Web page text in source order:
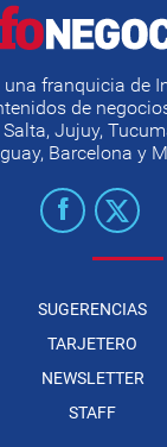
una franquicia de
de
Jujuy,
Barcelona y
SUGERENCIAS
TARJETERO
NEWSLETTER
STAFF